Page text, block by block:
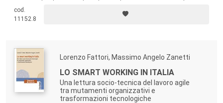
oggetti di studio, ma anche come strumenti di ricerca che si stanno
progressivamente inserendo nelle pratiche della ricerca sociale.
cod.
11152.8
Lorenzo Fattori, Massimo Angelo Zanetti
LO SMART WORKING IN ITALIA
Una lettura socio-tecnica del lavoro agile
tra mutamenti organizzativi e
trasformazioni tecnologiche